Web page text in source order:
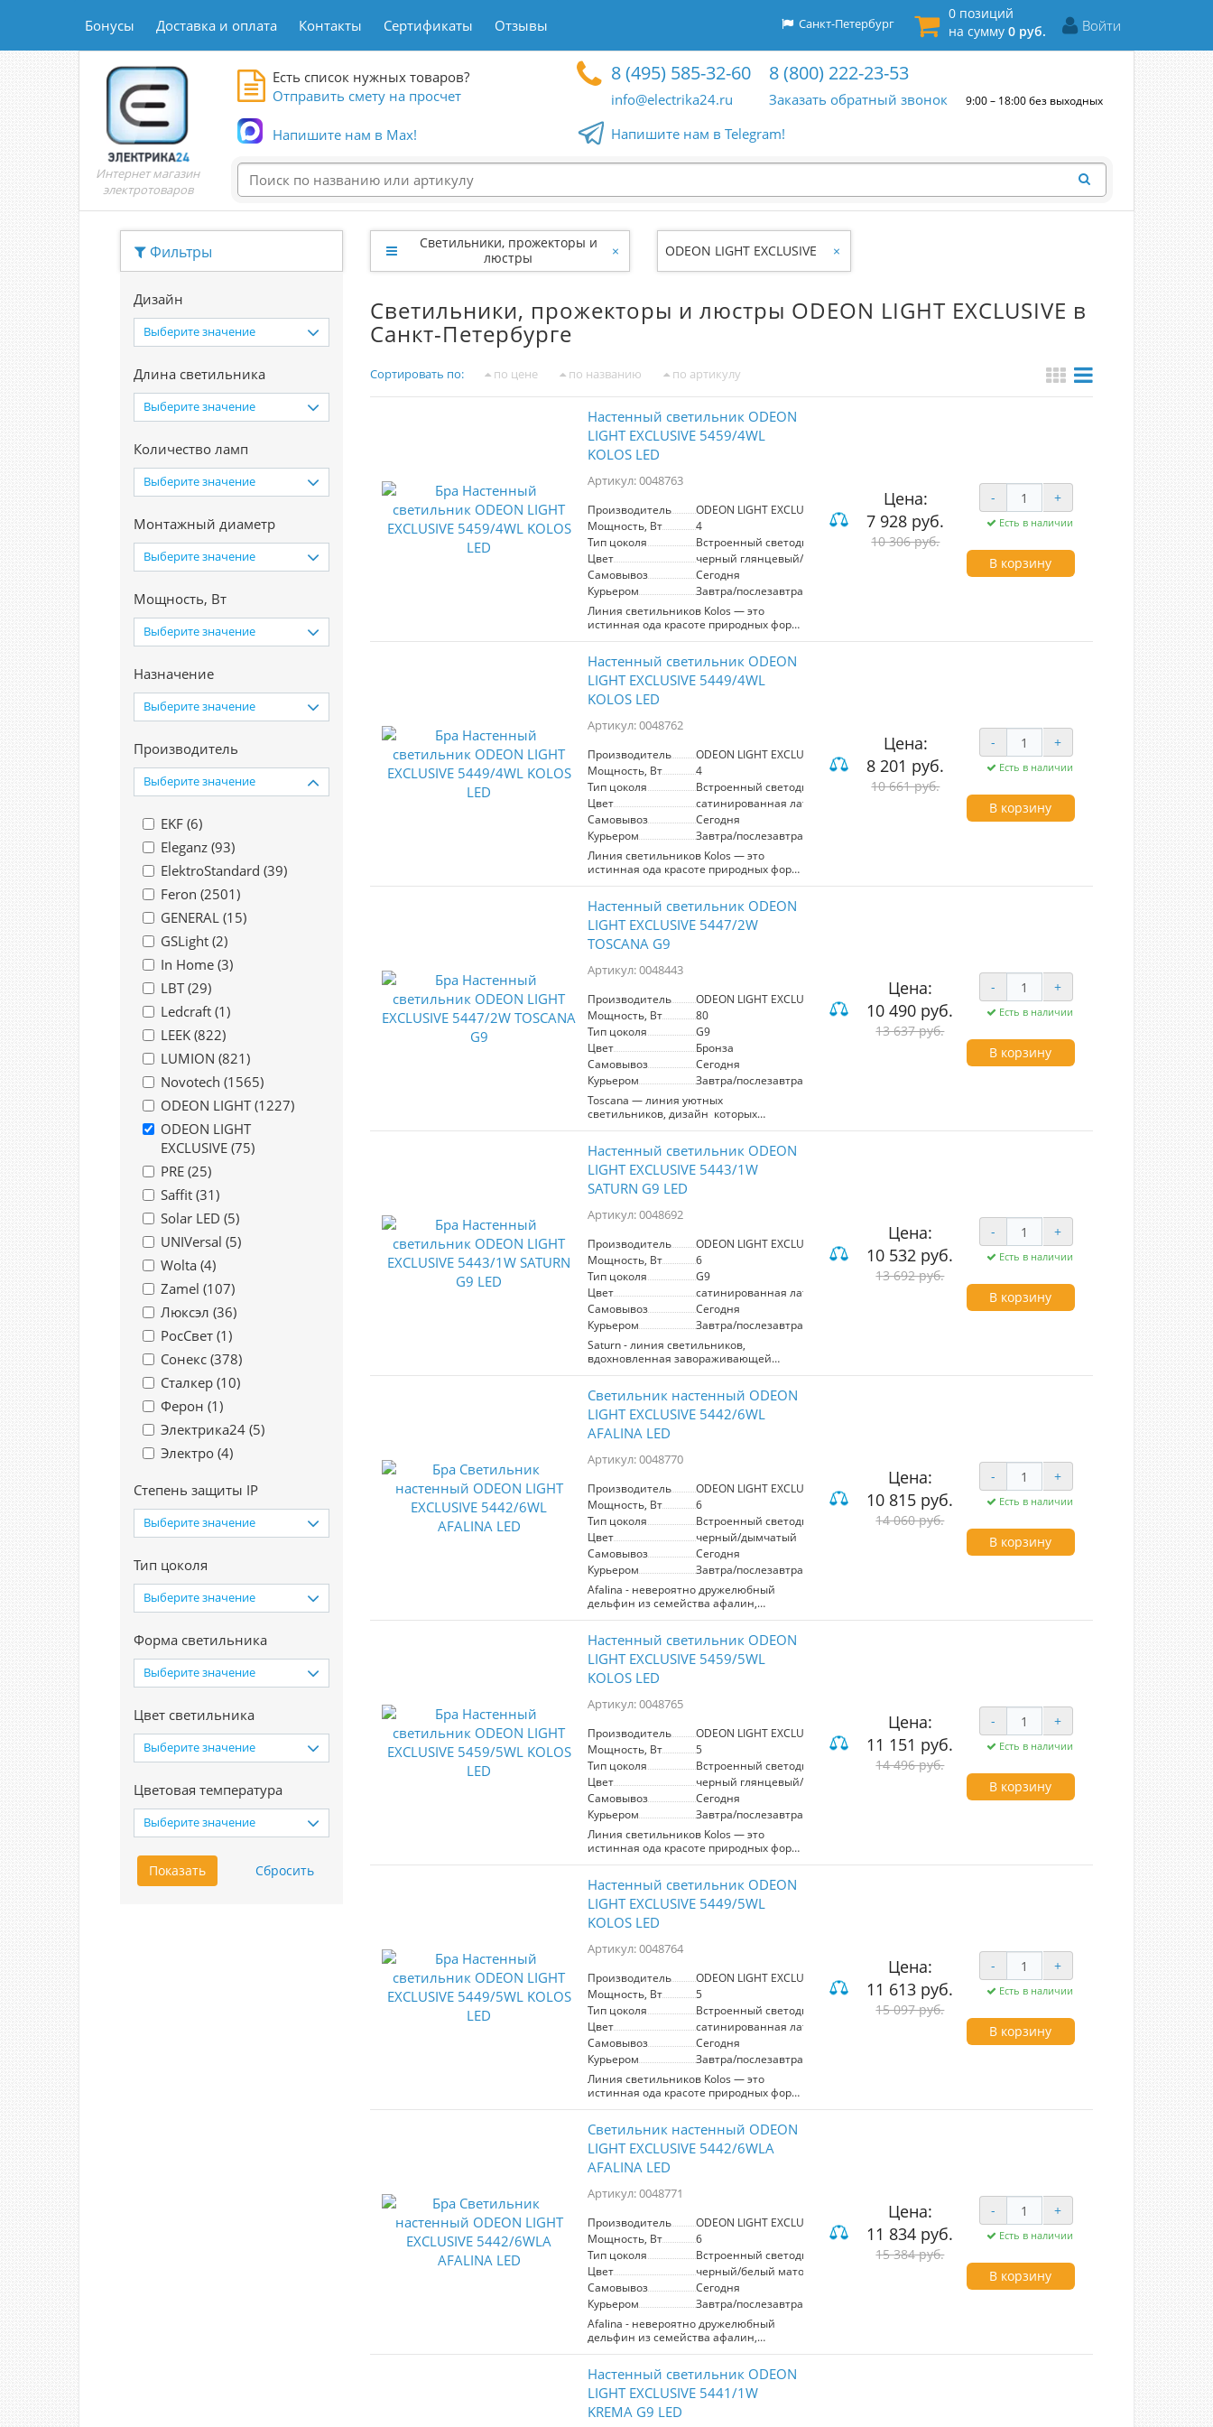
Бонусы Доставка и оплата Контакты Сертификаты Отзывы Войти
0 позиций
на сумму 0 руб.
Санкт-Петербург
Интернет магазин
электротоваров
Есть список нужных товаров?
Отправить смету на просчет
Напишите нам в Max!
8 (495) 585-32-60
info@electrika24.ru
8 (800) 222-23-53
Заказать обратный звонок 9:00 – 18:00 без выходных
Напишите нам в Telegram!
Фильтры
Дизайн
Выберите значение
Длина светильника
Выберите значение
Количество ламп
Выберите значение
Монтажный диаметр
Выберите значение
Мощность, Вт
Выберите значение
Назначение
Выберите значение
Производитель
Выберите значение
EKF (6)
Eleganz (93)
ElektroStandard (39)
Feron (2501)
GENERAL (15)
GSLight (2)
In Home (3)
LBT (29)
Ledcraft (1)
LEEK (822)
LUMION (821)
Novotech (1565)
ODEON LIGHT (1227)
ODEON LIGHT
EXCLUSIVE (75)
PRE (25)
Saffit (31)
Solar LED (5)
UNIVersal (5)
Wolta (4)
Zamel (107)
Люксэл (36)
РосСвет (1)
Сонекс (378)
Сталкер (10)
Ферон (1)
Электрика24 (5)
Электро (4)
Степень защиты IP
Выберите значение
Тип цоколя
Выберите значение
Форма светильника
Выберите значение
Цвет светильника
Выберите значение
Цветовая температура
Выберите значение
Светильники, прожекторы и
люстры
× ODEON LIGHT EXCLUSIVE ×
Светильники, прожекторы и люстры ODEON LIGHT EXCLUSIVE в
Санкт-Петербурге
Сортировать по: по цене по названию по артикулу
Настенный светильник ODEON
LIGHT EXCLUSIVE 5459/4WL
KOLOS LED
Артикул: 0048763
Производитель
ODEON LIGHT EXCLUSIVE
Мощность, Вт
4
Тип цоколя
Встроенный светодиод (LED)
Цвет
черный глянцевый/прозрачный
Самовывоз
Сегодня
Курьером
Завтра/послезавтра
Линия светильников Kolos ― это
истинная ода красоте природных форм.
Стеклянные рассеиватели в виде
вручную, они гармонично сочетаются с
фактурным узором на металлических
деталях светильников. Линия
выполнена в двух вариантах цвета
металла ― черном глянцевом и цвете
латуни. Люстры линии Kolos могут
наборной штанге.
Цена:
7 928 руб.
10 306 руб.
- +
Есть в наличии
В корзину
Настенный светильник ODEON
LIGHT EXCLUSIVE 5449/4WL
KOLOS LED
Артикул: 0048762
Производитель
ODEON LIGHT EXCLUSIVE
Мощность, Вт
4
Тип цоколя
Встроенный светодиод (LED)
Цвет
сатинированная латунь/прозрачный
Самовывоз
Сегодня
Курьером
Завтра/послезавтра
Линия светильников Kolos ― это
истинная ода красоте природных форм.
Стеклянные рассеиватели в виде
вручную, они гармонично сочетаются с
фактурным узором на металлических
деталях светильников. Линия
выполнена в двух вариантах цвета
металла ― черном глянцевом и цвете
латуни. Люстры линии Kolos могут
наборной штанге.
Цена:
8 201 руб.
10 661 руб.
- +
Есть в наличии
В корзину
Настенный светильник ODEON
LIGHT EXCLUSIVE 5447/2W
TOSCANA G9
Артикул: 0048443
Производитель
ODEON LIGHT EXCLUSIVE
Мощность, Вт
80
Тип цоколя
G9
Цвет
Бронза
Самовывоз
Сегодня
Курьером
Завтра/послезавтра
Tosсana ― линия уютных
светильников, дизайн которых
вдохновлен красотой южной природы.
искусственного алебастра с
характерным природным принтом и
напоминают половинки зрелых зерен,
аккуратно выложенных в фигуры.
Светодиодный свет 3000K мягко
рассеивается и придает волшебное
настенных светильниках используются
лампы G9.
Цена:
10 490 руб.
13 637 руб.
- +
Есть в наличии
В корзину
Настенный светильник ODEON
LIGHT EXCLUSIVE 5443/1W
SATURN G9 LED
Артикул: 0048692
Производитель
ODEON LIGHT EXCLUSIVE
Мощность, Вт
6
Тип цоколя
G9
Цвет
сатинированная латунь/полирезин/беж
Самовывоз
Сегодня
Курьером
Завтра/послезавтра
Saturn - линия светильников,
вдохновленная завораживающей
красотой планет солнечной системы.
полирезина, имитирующего каменную
поверхность. Металлические детали
покрыты наиболее трендовым
оттенком - сатинированная латунь.
Высоту подвеса можно менять
благодаря тросам. Декоративные
перемещаются по тросу и не мешают
изменять высоту при необходимости.
Цена:
10 532 руб.
13 692 руб.
- +
Есть в наличии
В корзину
Светильник настенный ODEON
LIGHT EXCLUSIVE 5442/6WL
AFALINA LED
Артикул: 0048770
Производитель
ODEON LIGHT EXCLUSIVE
Мощность, Вт
6
Тип цоколя
Встроенный светодиод (LED)
Цвет
черный/дымчатый
Самовывоз
Сегодня
Курьером
Завтра/послезавтра
Afalina - невероятно дружелюбный
дельфин из семейства афалин,
обитающий в чёрном море. Именно
при создании эскизов этих
минималистичных и лаконичных
светильников. Декоративные
стеклянные рассеиватели исполнены в
трех вариантах цвета - дымчатом,
прозрачном и белом матовом. Каждый
вручную по эскизам автора.
Композиция из стеклянного декора
напоминает стаю дельфинов афалин в
сверкающей глади воды.
Цена:
10 815 руб.
14 060 руб.
- +
Есть в наличии
В корзину
Настенный светильник ODEON
LIGHT EXCLUSIVE 5459/5WL
KOLOS LED
Артикул: 0048765
Производитель
ODEON LIGHT EXCLUSIVE
Мощность, Вт
5
Тип цоколя
Встроенный светодиод (LED)
Цвет
черный глянцевый/прозрачный
Самовывоз
Сегодня
Курьером
Завтра/послезавтра
Линия светильников Kolos ― это
истинная ода красоте природных форм.
Стеклянные рассеиватели в виде
вручную, они гармонично сочетаются с
фактурным узором на металлических
деталях светильников. Линия
выполнена в двух вариантах цвета
металла ― черном глянцевом и цвете
латуни. Люстры линии Kolos могут
наборной штанге.
Цена:
11 151 руб.
14 496 руб.
- +
Есть в наличии
В корзину
Настенный светильник ODEON
LIGHT EXCLUSIVE 5449/5WL
KOLOS LED
Артикул: 0048764
Производитель
ODEON LIGHT EXCLUSIVE
Мощность, Вт
5
Тип цоколя
Встроенный светодиод (LED)
Цвет
сатинированная латунь/прозрачный
Самовывоз
Сегодня
Курьером
Завтра/послезавтра
Линия светильников Kolos ― это
истинная ода красоте природных форм.
Стеклянные рассеиватели в виде
вручную, они гармонично сочетаются с
фактурным узором на металлических
деталях светильников. Линия
выполнена в двух вариантах цвета
металла ― черном глянцевом и цвете
латуни. Люстры линии Kolos могут
наборной штанге.
Цена:
11 613 руб.
15 097 руб.
- +
Есть в наличии
В корзину
Светильник настенный ODEON
LIGHT EXCLUSIVE 5442/6WLA
AFALINA LED
Артикул: 0048771
Производитель
ODEON LIGHT EXCLUSIVE
Мощность, Вт
6
Тип цоколя
Встроенный светодиод (LED)
Цвет
черный/белый матовый
Самовывоз
Сегодня
Курьером
Завтра/послезавтра
Afalina - невероятно дружелюбный
дельфин из семейства афалин,
обитающий в чёрном море. Именно
при создании эскизов этих
минималистичных и лаконичных
светильников. Декоративные
стеклянные рассеиватели исполнены в
Цена:
11 834 руб.
15 384 руб.
- +
Есть в наличии
В корзину
Настенный светильник ODEON
LIGHT EXCLUSIVE 5441/1W
KREMA G9 LED